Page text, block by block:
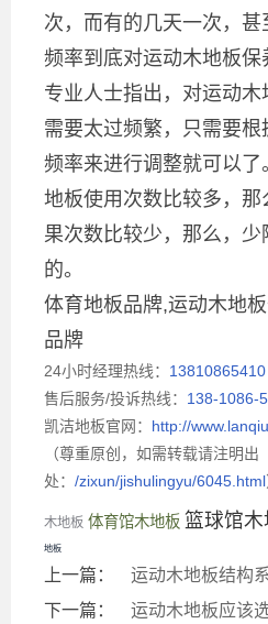
次，而有的几天一次，
频率到底对运动木地板保
专业人士指出，对运动
需要太过频繁，只需要
频率来进行调整就可以
地板使用次数比较多，那
果次数比较少，那么，
的。
体育地板品牌,运动木地
品牌
24小时经理热线： 13810865410
售后服务/投诉热线： 138-1086-
凯洁地板官网： http://
（尊重原创，如需转载请注明出
处： /zixun/jishulingyu/6045.html
木地板 体育馆木地板 篮球馆木
地板
上一篇：
运动木地板结构
下一篇：
运动木地板应该